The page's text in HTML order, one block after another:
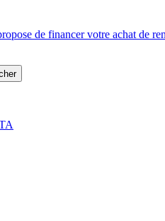
de financer votre achat de